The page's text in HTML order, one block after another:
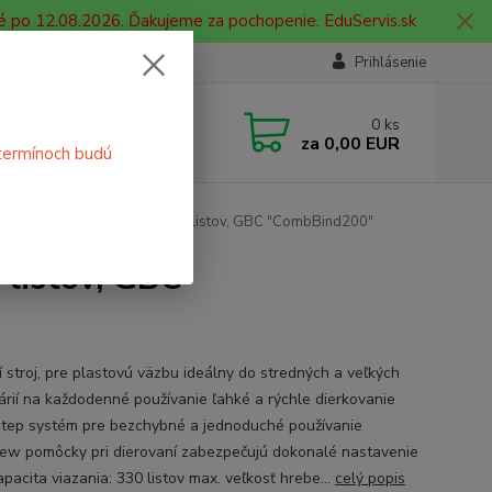
12.08.2026. Ďakujeme za pochopenie. EduServis.sk
Prihlásenie
od 9:00 hod. - 16:00 hod.
0 ks
za 0,00 EUR
stroj, pre plastovú väzbu,330 listov, GBC "CombBind200"
GBC
stroj, pre plastovú väzbu ideálny do stredných a veľkých
na každodenné používanie ľahké a rýchle dierkovanie
systém pre bezchybné a jednoduché používanie
pomôcky pri dierovaní zabezpečujú dokonalé nastavenie
viazania: 330 listov max. veľkosť hrebe... celý popis
budú